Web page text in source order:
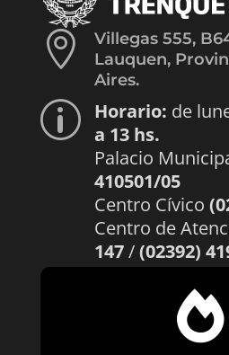

Villegas 555,
Lauquen,
Aires.
p Horario: de
a 13 hs.
Palacio
410501/05
Centro Cívico
Centro de
147/(02392)
